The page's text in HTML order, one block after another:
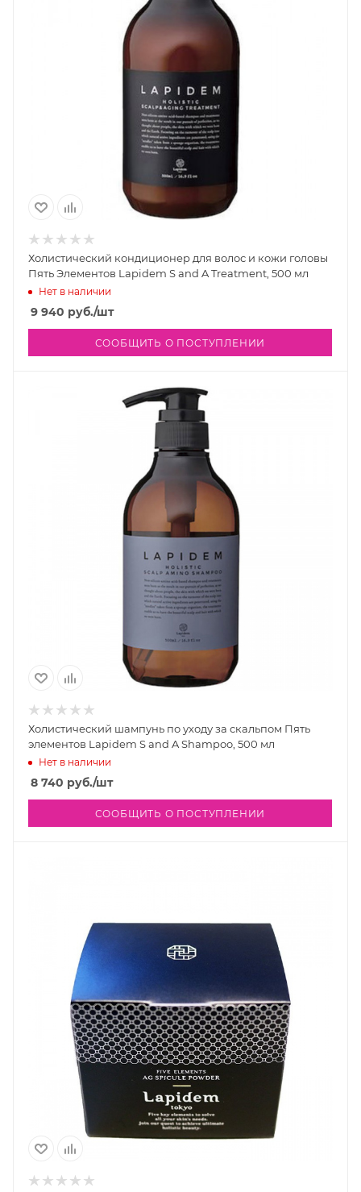
Холистический кондиционер для волос и кожи головы
Пять Элементов Lapidem S and A Treatment, 500 мл
Нет в наличии
9 940 руб./шт
СООБЩИТЬ О ПОСТУПЛЕНИИ
Холистический шампунь по уходу за скальпом Пять
элементов Lapidem S and A Shampoo, 500 мл
Нет в наличии
8 740 руб./шт
СООБЩИТЬ О ПОСТУПЛЕНИИ